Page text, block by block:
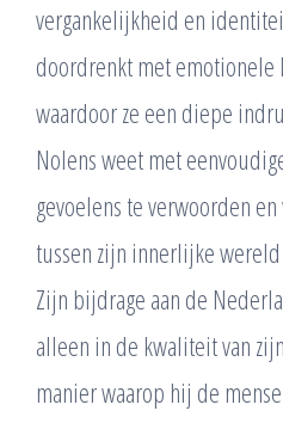
vergankelijkheid en
doordrenkt met
waardoor ze een diepe
Nolens weet met
gevoelens te verwoorden
tussen zijn innerlijke
Zijn bijdrage aan de
alleen in de kwaliteit van
manier waarop hij de